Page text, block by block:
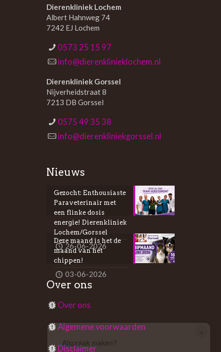
Afspraak maken?
Dierenkliniek Lochem
Albert Hahnweg 74
7242 EJ Lochem
0573 25 15 97
info@dierenklinieklochem.nl
Dierenkliniek Gorssel
Nijverheidstraat 8
7213 DB Gorssel
0575 49 35 38
info@dierenkliniekgorssel.nl
Nieuws
Gezocht: Enthousiaste
Paraveterinair met
een flinke dosis
energie! Dierenkliniek
Lochem/Gorssel
26-06-2026
Deze maand is het de
maand van het
chippen!
03-06-2026
Over ons
Over ons
Algemene voorwaarden
Disclaimer